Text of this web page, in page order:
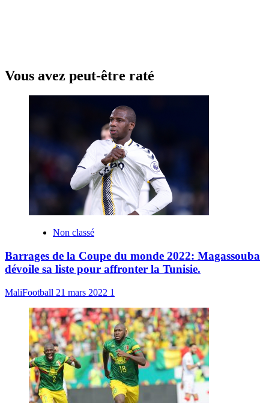
Vous avez peut-être raté
Non classé
Barrages de la Coupe du monde 2022: Magassouba
dévoile sa liste pour affronter la Tunisie.
MaliFootball 21 mars 2022 1